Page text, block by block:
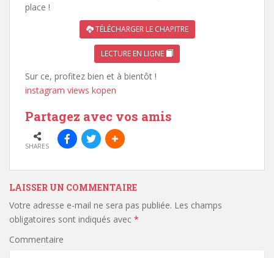
place !
TÉLÉCHARGER LE CHAPITRE
LECTURE EN LIGNE
Sur ce, profitez bien et à bientôt !
instagram views kopen
Partagez avec vos amis
SHARES
LAISSER UN COMMENTAIRE
Votre adresse e-mail ne sera pas publiée. Les champs
obligatoires sont indiqués avec *
Commentaire